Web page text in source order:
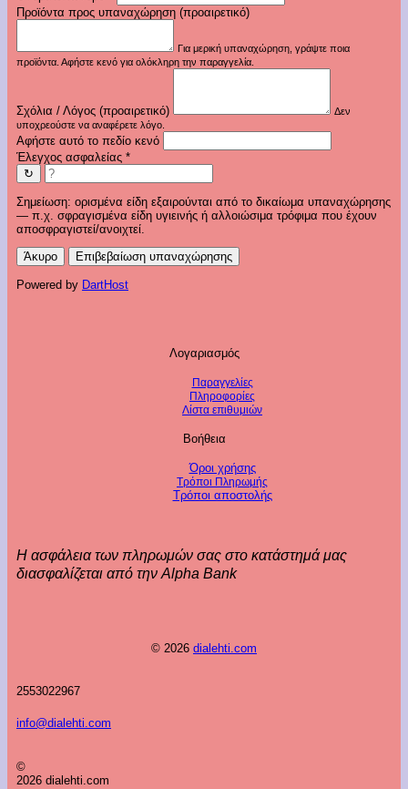
Προϊόντα προς υπαναχώρηση (προαιρετικό)
Για μερική υπαναχώρηση, γράψτε ποια
προϊόντα. Αφήστε κενό για ολόκληρη την παραγγελία.
Σχόλια / Λόγος (προαιρετικό)
Δεν
υποχρεούστε να αναφέρετε λόγο.
Αφήστε αυτό το πεδίο κενό
Έλεγχος ασφαλείας *
↻
Σημείωση: ορισμένα είδη εξαιρούνται από το δικαίωμα υπαναχώρησης
— π.χ. σφραγισμένα είδη υγιεινής ή αλλοιώσιμα τρόφιμα που έχουν
αποσφραγιστεί/ανοιχτεί.
Άκυρο Επιβεβαίωση υπαναχώρησης
Powered by DartHost
Λογαριασμός
Παραγγελίες
Πληροφορίες
Λίστα επιθυμιών
Βοήθεια
Όροι χρήσης
Τρόποι Πληρωμής
Τρόποι αποστολής
Η ασφάλεια των πληρωμών σας στο κατάστημά μας
διασφαλίζεται από την Alpha Bank
© 2026 dialehti.com
2553022967
info@dialehti.com
©
2026 dialehti.com